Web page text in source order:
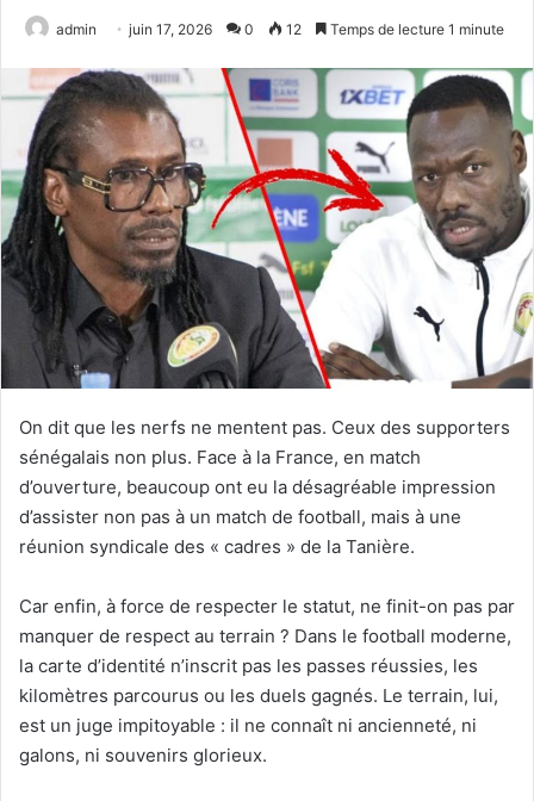
admin juin 17, 2026 0 12 Temps de lecture 1 minute
On dit que les nerfs ne mentent pas. Ceux des supporters
sénégalais non plus. Face à la France, en match
d’ouverture, beaucoup ont eu la désagréable impression
d’assister non pas à un match de football, mais à une
réunion syndicale des « cadres » de la Tanière.
Car enfin, à force de respecter le statut, ne finit-on pas par
manquer de respect au terrain ? Dans le football moderne,
la carte d’identité n’inscrit pas les passes réussies, les
kilomètres parcourus ou les duels gagnés. Le terrain, lui,
est un juge impitoyable : il ne connaît ni ancienneté, ni
galons, ni souvenirs glorieux.